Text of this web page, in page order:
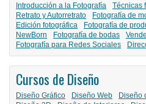
Introducción a la Fotografía
Técnicas
Retrato y Autorretrato
Fotografía de
Edición fotográfica
Fotografía de
NewBorn
Fotografía de bodas
Fotografía para Redes Sociales
Cursos de Diseño
Diseño Gráfico Diseño Web
Diseño